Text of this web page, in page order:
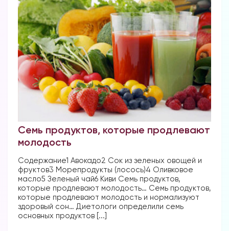
Семь продуктов, которые продлевают
молодость
Содержание1 Авокадо2 Сок из зеленых овощей и
фруктов3 Морепродукты (лосось)4 Оливковое
масло5 Зеленый чай6 Киви Семь продуктов,
которые продлевают молодость… Семь продуктов,
которые продлевают молодость и нормализуют
здоровый сон… Диетологи определили семь
основных продуктов [...]